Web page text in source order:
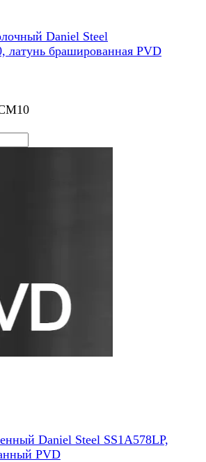
Daniel Steel
латунь брашированная PVD
Daniel Steel SS1A578LP,
PVD